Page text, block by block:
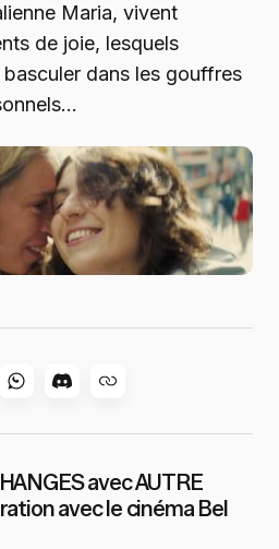
Maria, vivent
de joie, lesquels
dans les gouffres
avec AUTRE
avec le cinéma Bel